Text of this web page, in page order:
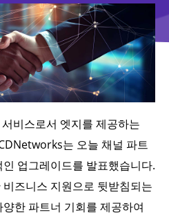
서비스로서 엣지를 제공하는
는 오늘 채널 파트
업그레이드를 발표했습니다.
즈니스 지원으로 뒷받침되는
한 파트너 기회를 제공하여